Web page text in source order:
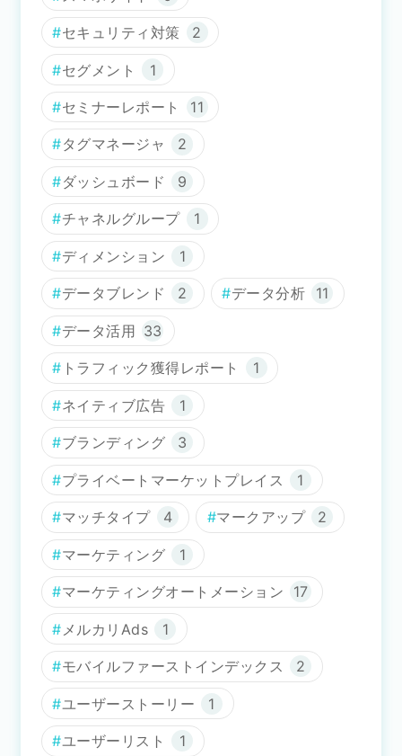
セキュリティ対策 2
セグメント 1
セミナーレポート 11
タグマネージャ 2
ダッシュボード 9
チャネルグループ 1
ディメンション 1
データブレンド 2 データ分析 11
データ活用 33
トラフィック獲得レポート 1
ネイティブ広告 1
ブランディング 3
プライベートマーケットプレイス 1
マッチタイプ 4 マークアップ 2
マーケティング 1
マーケティングオートメーション 17
メルカリAds 1
モバイルファーストインデックス 2
ユーザーストーリー 1
ユーザーリスト 1